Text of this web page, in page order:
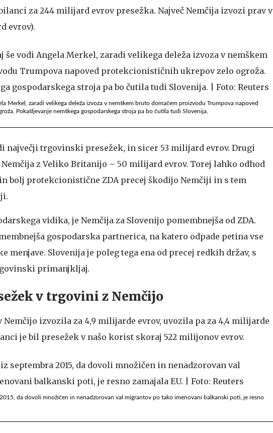
za 244 milijard evrov presežka. Največ Nemčija izvozi prav v
evrov).
Merkel, zaradi velikega deleža izvoza v nemškem bruto domačem proizvodu Trumpova napoved
Pokašljevanje nemškega gospodarskega stroja pa bo čutila tudi Slovenija.
največji trgovinski presežek, in sicer 53 milijard evrov. Drugi
z Veliko Britanijo – 50 milijard evrov. Torej lahko odhod
bolj protekcionistične ZDA precej škodijo Nemčiji in s tem
vidika, je Nemčija za Slovenijo pomembnejša od ZDA.
gospodarska partnerica, na katero odpade petina vse
menjave. Slovenija je poleg tega ena od precej redkih držav, s
primanjkljaj.
v trgovini z Nemčijo
Nemčijo izvozila za 4,9 milijarde evrov, uvozila pa za 4,4 milijarde
je bil presežek v našo korist skoraj 522 milijonov evrov.
da dovoli množičen in nenadzorovan val migrantov po tako imenovani balkanski poti, je resno